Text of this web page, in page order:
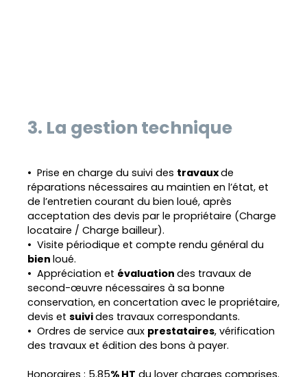
3. La gestion technique
Prise en charge du suivi des travauxde
réparations nécessaires au maintien en l’état, et
de l’entretien courant du bien loué, après
acceptation des devis par le propriétaire (Charge
locataire / Charge bailleur).
Visite périodique et compte rendu général du
bien loué.
Appréciation et évaluationdes travaux de
second-œuvre nécessaires à sa bonne
conservation, en concertation avec le propriétaire,
devis et suivides travaux correspondants.
Ordres de service aux prestataires, vérification
des travaux et édition des bons à payer.
Honoraires : 5.85% HT du loyer charges comprises.